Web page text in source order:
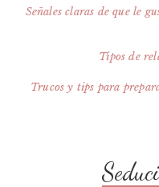
Señales claras de que le
Tipos de
Trucos y tips para